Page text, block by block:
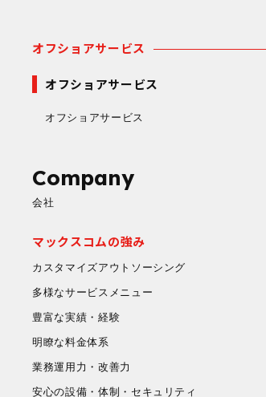
オフショアサービス
オフショアサービス
オフショアサービス
Company
会社
マックスコムの強み
カスタマイズアウトソーシング
多様なサービスメニュー
豊富な実績・経験
明瞭な料金体系
業務運用力・改善力
安心の設備・体制・セキュリティ